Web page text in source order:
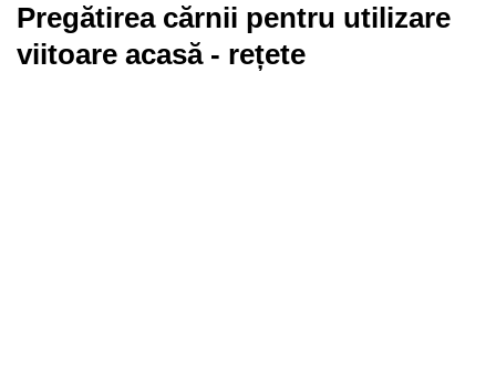
Pregătirea cărnii pentru utilizare
viitoare acasă - rețete